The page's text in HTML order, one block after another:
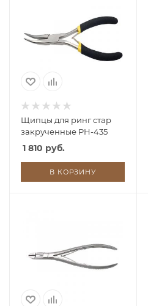
Щипцы для ринг стар
закрученные PH-435
1 810 руб.
В КОРЗИНУ